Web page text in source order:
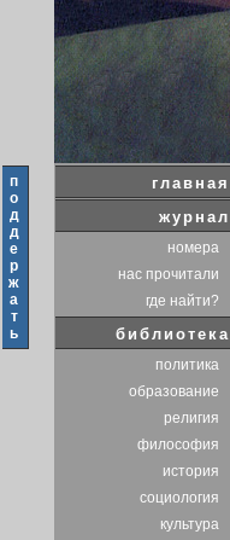
п
о
д
д
е
р
ж
а
т
ь
главная
журнал
номера
нас прочитали
где найти?
библиотека
политика
образование
религия
философия
история
социология
культура